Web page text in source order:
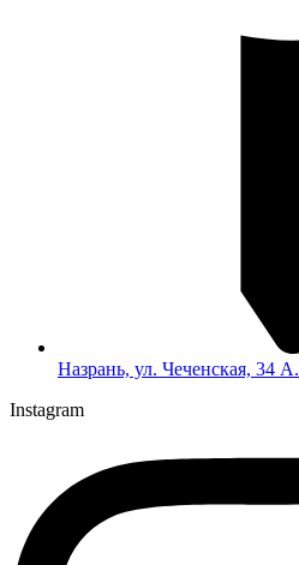
Назрань, ул. Чеченская, 34 А.
Instagram